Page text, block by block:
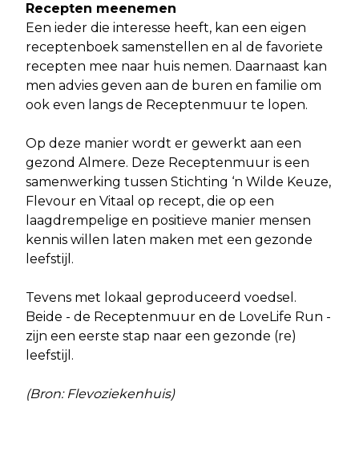
Recepten meenemen
Een ieder die interesse heeft, kan een eigen
receptenboek samenstellen en al de favoriete
recepten mee naar huis nemen. Daarnaast kan
men advies geven aan de buren en familie om
ook even langs de Receptenmuur te lopen.
Op deze manier wordt er gewerkt aan een
gezond Almere. Deze Receptenmuur is een
samenwerking tussen Stichting ‘n Wilde Keuze,
Flevour en Vitaal op recept, die op een
laagdrempelige en positieve manier mensen
kennis willen laten maken met een gezonde
leefstijl.
Tevens met lokaal geproduceerd voedsel.
Beide - de Receptenmuur en de LoveLife Run -
zijn een eerste stap naar een gezonde (re)
leefstijl.
(Bron: Flevoziekenhuis)